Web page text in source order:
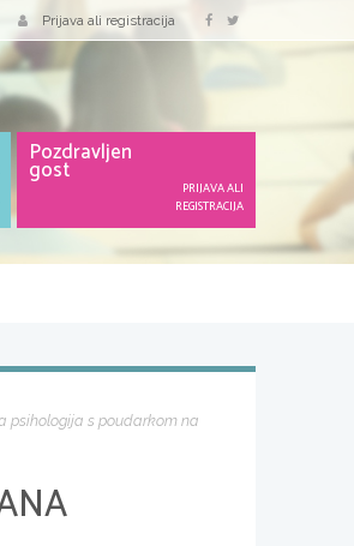
Prijava ali registracija
Pozdravljen
gost
PRIJAVA ALI
REGISTRACIJA
psihologija s poudarkom na